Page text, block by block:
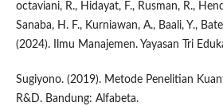
octaviani, R., Hidayat, F., Rusman, R.,
Sanaba, H. F., Kurniawan, A., Baali, Y.,
(2024). Ilmu Manajemen. Yayasan Tri
Sugiyono. (2019). Metode Penelitian
R&D. Bandung: Alfabeta.